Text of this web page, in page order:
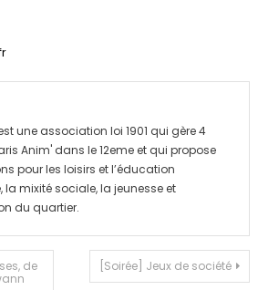
est une association loi 1901 qui gère 4
Anim' dans le 12eme et qui propose
pour les loisirs et l’éducation
la mixité sociale, la jeunesse et
du quartier.
de
[Soirée] Jeux de société